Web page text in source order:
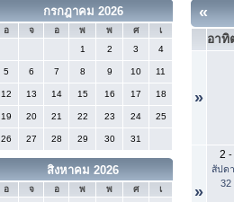
กรกฎาคม 2026
อ จ อ พ พ ศ
เ
1
2 3 4
5 6 7 8 9 10 11
12 13 14 15 16 17 18
19 20 21 22 23 24 25
26 27 28 29 30 31
สิงหาคม 2026
อ จ อ พ พ ศ
เ
«
อาทิ
»
»
2 -
สัปด
32